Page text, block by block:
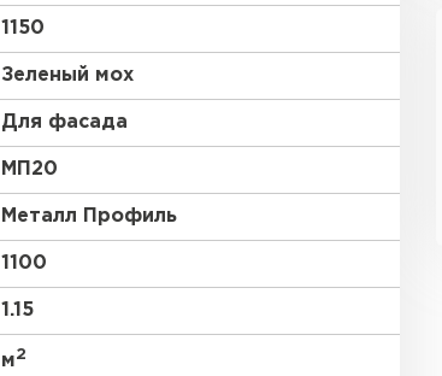
1150
Зеленый мох
Для фасада
МП20
Металл Профиль
1100
1.15
м2